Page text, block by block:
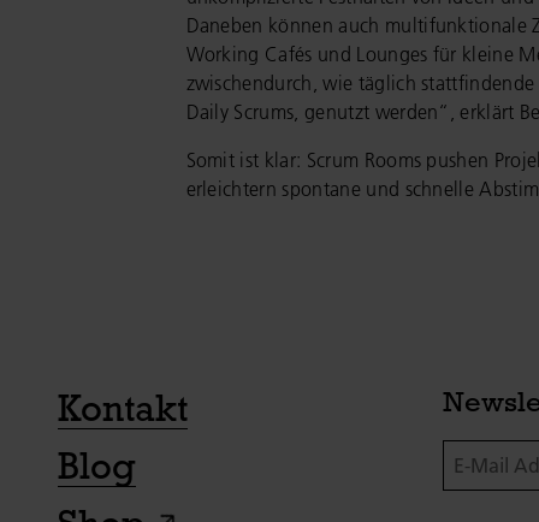
Daneben können auch multifunktionale
Working Cafés und Lounges für kleine
zwischendurch, wie täglich
Daily Scrums, genutzt werden“, erklärt
Somit ist klar: Scrum Rooms pushen
erleichtern spontane und schnelle
Kontakt
Blog
E-Mail